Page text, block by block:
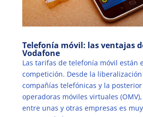
Telefonía móvil: las ventajas
Vodafone
Las tarifas de telefonía móvil están
competición. Desde la
compañías telefónicas y la
operadoras móviles virtuales
entre unas y otras empresas es